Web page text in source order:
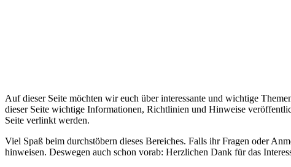
Auf dieser Seite möchten wir euch über interessante und wichtige
dieser Seite wichtige Informationen, Richtlinien und Hinweise
Seite verlinkt werden.
Viel Spaß beim durchstöbern dieses Bereiches. Falls ihr Fragen oder
hinweisen. Deswegen auch schon vorab: Herzlichen Dank für das